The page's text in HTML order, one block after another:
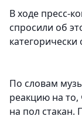
В ходе пресс-
спросили об
По словам
реакцию на то,
на пол стакан.